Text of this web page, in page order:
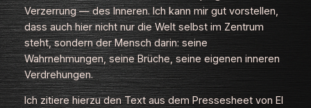
Verzerrung — des Inneren. Ich kann mir gut vorstellen,
dass auch hier nicht nur die Welt selbst im Zentrum
steht, sondern der Mensch darin: seine
Wahrnehmungen, seine Brüche, seine eigenen inneren
Verdrehungen.
Ich zitiere hierzu den Text aus dem Pressesheet von El